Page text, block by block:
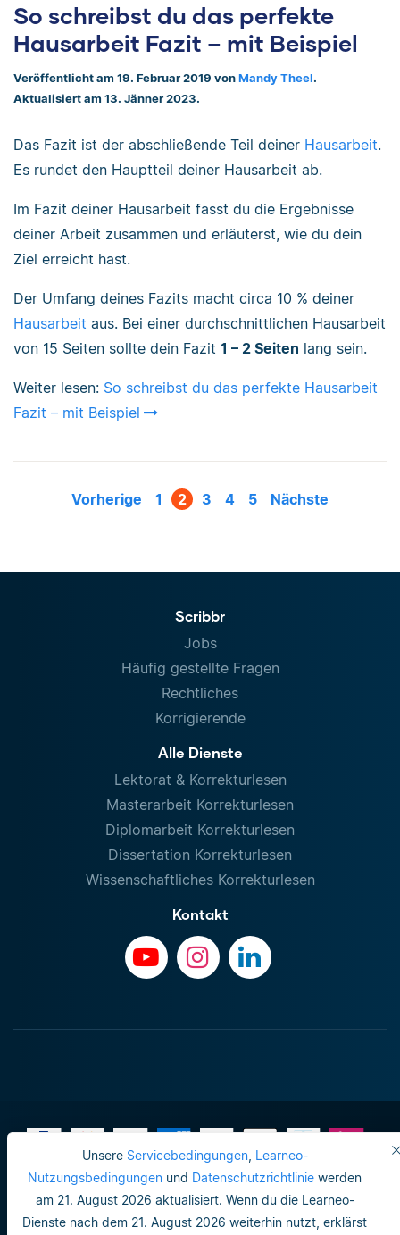
Unsere Servicebedingungen, Learneo-
Nutzungsbedingungen und Datenschutzrichtlinie werden
am 21. August 2026 aktualisiert. Wenn du die Learneo-
Dienste nach dem 21. August 2026 weiterhin nutzt, erklärst
So schreibst du das perfekte
Hausarbeit Fazit – mit Beispiel
Veröffentlicht am 19. Februar 2019 von Mandy Theel.
Aktualisiert am 13. Jänner 2023.
Das Fazit ist der abschließende Teil deiner Hausarbeit.
Es rundet den Hauptteil deiner Hausarbeit ab.
Im Fazit deiner Hausarbeit fasst du die Ergebnisse
deiner Arbeit zusammen und erläuterst, wie du dein
Ziel erreicht hast.
Der Umfang deines Fazits macht circa 10 % deiner
Hausarbeit aus. Bei einer durchschnittlichen Hausarbeit
von 15 Seiten sollte dein Fazit 1 – 2 Seiten lang sein.
Weiter lesen: So schreibst du das perfekte Hausarbeit
Fazit – mit Beispiel
Vorherige 1 2 3 4 5 Nächste
Scribbr
Jobs
Häufig gestellte Fragen
Rechtliches
Korrigierende
Alle Dienste
Lektorat & Korrekturlesen
Masterarbeit Korrekturlesen
Diplomarbeit Korrekturlesen
Dissertation Korrekturlesen
Wissenschaftliches Korrekturlesen
Kontakt
Impressum